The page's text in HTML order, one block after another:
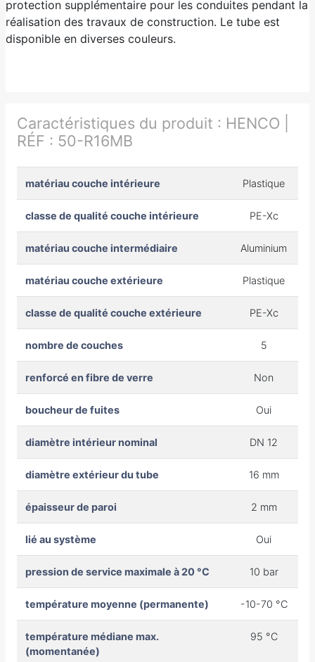
protection supplémentaire pour les conduites pendant la
réalisation des travaux de construction. Le tube est
disponible en diverses couleurs.
Caractéristiques du produit : HENCO |
RÉF : 50-R16MB
matériau couche intérieure Plastique
classe de qualité couche intérieure PE-Xc
matériau couche intermédiaire Aluminium
matériau couche extérieure Plastique
classe de qualité couche extérieure PE-Xc
nombre de couches 5
renforcé en fibre de verre Non
boucheur de fuites Oui
diamètre intérieur nominal DN 12
diamètre extérieur du tube 16 mm
épaisseur de paroi 2 mm
lié au système Oui
pression de service maximale à 20 °C 10 bar
température moyenne (permanente) -10-70 °C
température médiane max.
(momentanée)
95 °C